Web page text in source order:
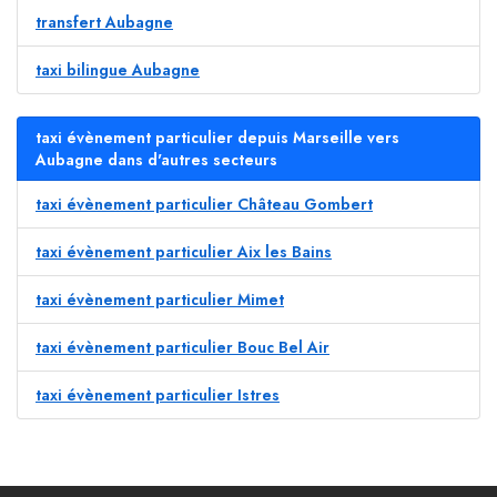
transfert Aubagne
taxi bilingue Aubagne
taxi évènement particulier depuis Marseille vers
Aubagne dans d'autres secteurs
taxi évènement particulier Château Gombert
taxi évènement particulier Aix les Bains
taxi évènement particulier Mimet
taxi évènement particulier Bouc Bel Air
taxi évènement particulier Istres